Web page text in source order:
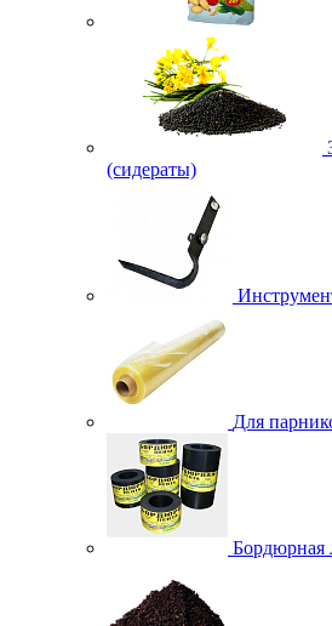
(сидераты)
Для
Бордюрная